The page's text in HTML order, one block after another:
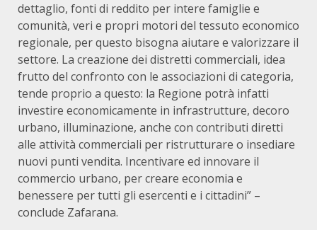
dettaglio, fonti di reddito per intere famiglie e
comunità, veri e propri motori del tessuto economico
regionale, per questo bisogna aiutare e valorizzare il
settore. La creazione dei distretti commerciali, idea
frutto del confronto con le associazioni di categoria,
tende proprio a questo: la Regione potrà infatti
investire economicamente in infrastrutture, decoro
urbano, illuminazione, anche con contributi diretti
alle attività commerciali per ristrutturare o insediare
nuovi punti vendita. Incentivare ed innovare il
commercio urbano, per creare economia e
benessere per tutti gli esercenti e i cittadini” –
conclude Zafarana.